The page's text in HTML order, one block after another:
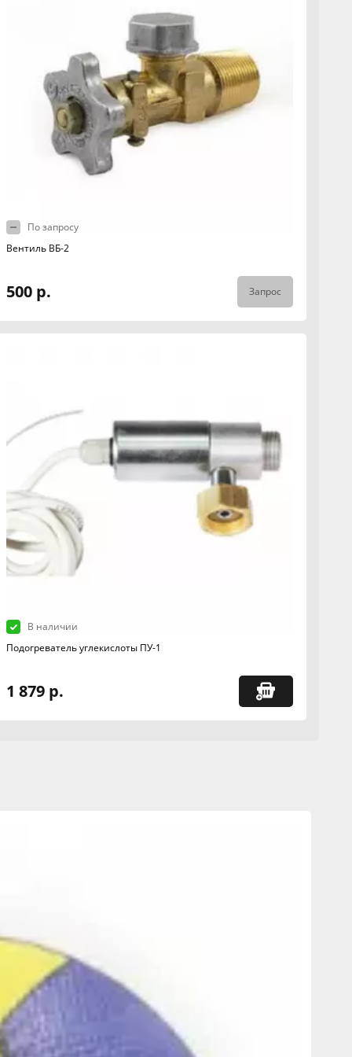
По запросу
Вентиль ВБ-2
500 р. Запрос
В наличии
Подогреватель углекислоты ПУ-1
1 879 р.